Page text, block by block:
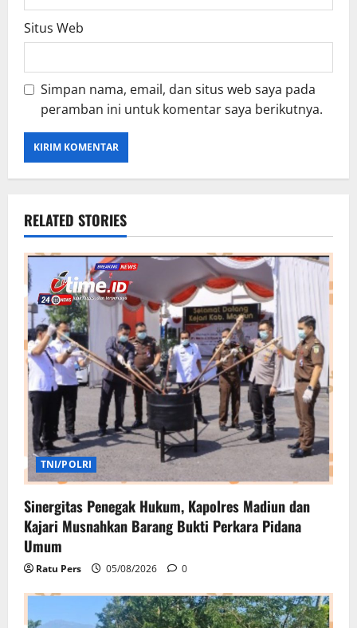
Situs Web
Simpan nama, email, dan situs web saya pada
peramban ini untuk komentar saya berikutnya.
RELATED STORIES
TNI/POLRI
Sinergitas Penegak Hukum, Kapolres Madiun dan
Kajari Musnahkan Barang Bukti Perkara Pidana
Umum
Ratu Pers 05/08/2026 0